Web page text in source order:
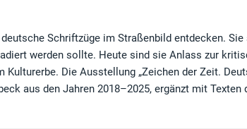
Schriftzüge im Straßenbild entdecken. Sie
werden sollte. Heute sind sie Anlass zur
Die Ausstellung „Zeichen der Zeit.
aus den Jahren 2018–2025, ergänzt mit Texten